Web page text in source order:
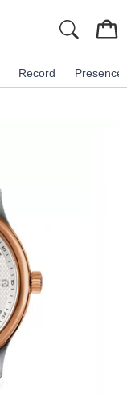
Record Presence